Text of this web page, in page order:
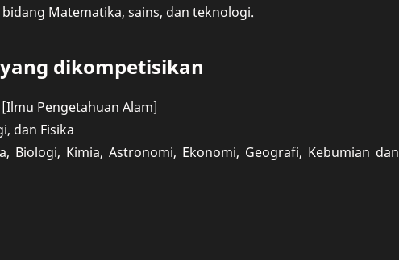
Matematika, sains, dan teknologi.
dikompetisikan
Pengetahuan Alam]
dan Fisika
Biologi, Kimia, Astronomi, Ekonomi, Geografi, Kebumian dan